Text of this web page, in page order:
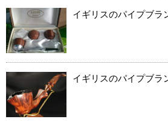
イギリスのパイプブラ
イギリスのパイプブラ